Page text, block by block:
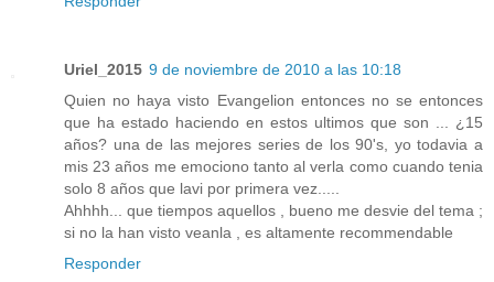
Uriel_2015 9 de noviembre de 2010 a las 10:18
Quien no haya visto Evangelion entonces no se entonces
que ha estado haciendo en estos ultimos que son ... ¿15
años? una de las mejores series de los 90's, yo todavia a
mis 23 años me emociono tanto al verla como cuando tenia
solo 8 años que lavi por primera vez.....
Ahhhh... que tiempos aquellos , bueno me desvie del tema ;
si no la han visto veanla , es altamente recommendable
Responder